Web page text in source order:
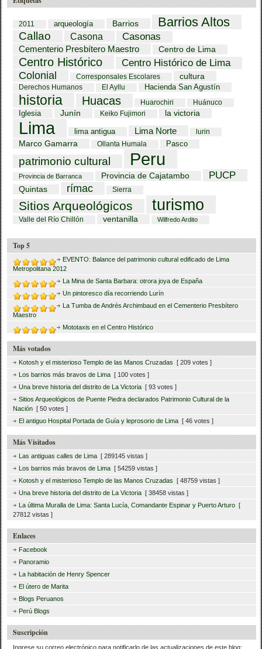
2011 arqueología Barrios Barrios Altos
Callao Casona Casonas
Cementerio Presbítero Maestro Centro de Lima
Centro Histórico
Centro Histórico de Lima
Colonial
Corresponsales Escolares cultura
Derechos Humanos El Ayllu Hacienda San Agustín
historia Huacas Huarochiri Huánuco
Iglesia Junín Keiko Fujimori la victoria
Lima lima antigua Lima Norte lurin
Marco Gamarra Ollanta Humala Pasco
patrimonio cultural Peru
Provincia de Barranca Provincia de Cajatambo PUCP
Quintas rímac Sierra
Sitios Arqueológicos turismo
Valle del Río Chillón ventanilla Wilfredo Ardito
Top 5
EVENTO: Balance del patrimonio cultural edificado de Lima
Metropolitana 2012
La Mina de Santa Barbara: otrora joya de España
Un pintoresco día recorriendo Lurín
La Tumba de Andrés Archimbaud en el Cementerio Presbítero
Maestro
Mototaxis en el Centro Histórico
Más votados
Kotosh y el misterioso Templo de las Manos Cruzadas [ 209 votes ]
Los barrios más bravos de Lima [ 100 votes ]
Una breve historia del distrito de La Victoria [ 93 votes ]
Sitios Arqueológicos de Puente Piedra declarados Patrimonio Cultural de la
Nación [ 50 votes ]
El antiguo Hospital Portada de Guía y leprosorio de Lima [ 46 votes ]
Más Visitados
Las antiguas calles de Lima [ 289145 vistas ]
Los barrios más bravos de Lima [ 54259 vistas ]
Kotosh y el misterioso Templo de las Manos Cruzadas [ 48759 vistas ]
Una breve historia del distrito de La Victoria [ 38458 vistas ]
La última Muralla de Lima: Santa Lucía, Comandante Espinar y Puerto Arturo [
27812 vistas ]
Enlaces
Facebook
Panoramio
La habitación de Henry Spencer
El útero de Marita
Blogs Peruanos
Perú Blogs
Suscripción
Ingrese su correo electrónico para notificarlo de las actualizaciones de este blog: